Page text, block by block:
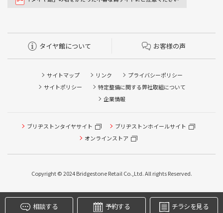
タイヤ館について お客様の声
サイトマップ リンク
プライバシーポリシー
サイトポリシー
特定整備に関する弊社取組について
企業情報
ブリヂストンタイヤサイト
ブリヂストンホイールサイト
オンラインストア
Copyright © 2024 Bridgestone Retail Co.,Ltd. All rights Reserved.
相談する 予約する チラシを見る
タイヤ点検・安全点検/タイヤ履き替え/オイル交換/その他
ピット作業の予約
本日のタイヤ履き替え順番待ち予約 ※クローク契約会員の